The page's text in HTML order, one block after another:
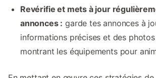
Revérifie et mets à jour
annonces : garde tes annonces à
informations précises et des
montrant les équipements pour